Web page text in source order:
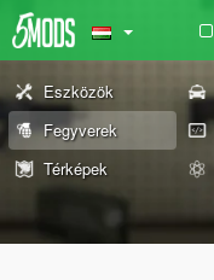
Eszközök
Fegyverek
Térképek